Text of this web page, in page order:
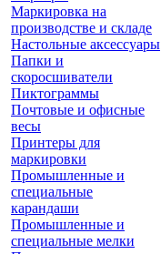
Маркировка на
производстве и складе
Настольные аксессуары
Папки и
скоросшиватели
Пиктограммы
Почтовые и офисные
весы
Принтеры для
маркировки
Промышленные и
специальные
карандаши
Промышленные и
специальные мелки